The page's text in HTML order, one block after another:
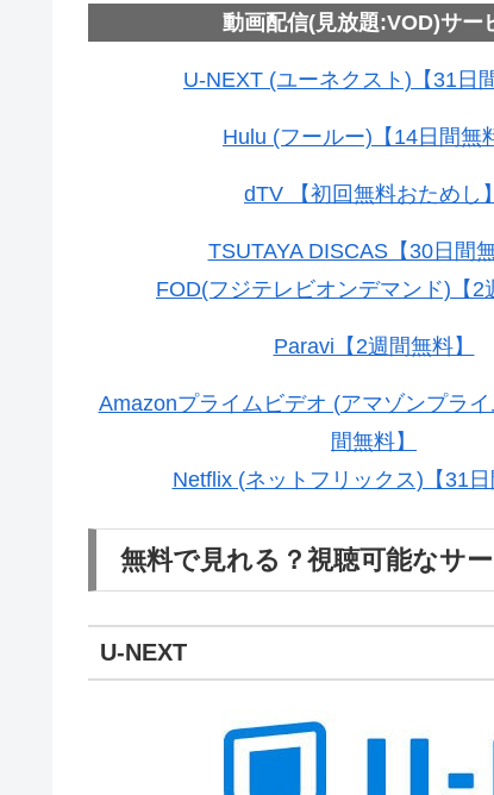
動画配信(見放題:VOD)サー
U-NEXT (ユーネクスト)【31日
Hulu (フールー)【14日間無
dTV 【初回無料おためし】
TSUTAYA DISCAS【30日間無
FOD(フジテレビオンデマンド)【2
Paravi【2週間無料】
Amazonプライムビデオ (アマゾンプラ
間無料】
Netflix (ネットフリックス)【31日
無料で見れる？視聴可能なサ
U-NEXT